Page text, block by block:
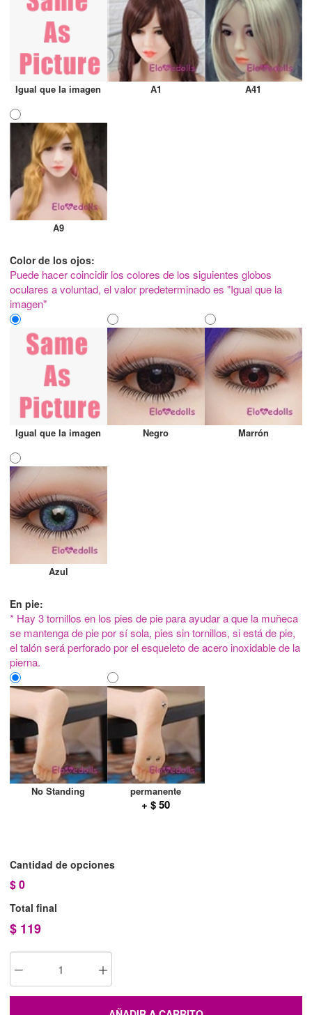
Igual que la imagen A1 A41
A9
Color de los ojos:
Puede hacer coincidir los colores de los siguientes globos
oculares a voluntad, el valor predeterminado es "Igual que la
imagen"
Igual que la imagen Negro Marrón
Azul
En pie:
* Hay 3 tornillos en los pies de pie para ayudar a que la muñeca
se mantenga de pie por sí sola, pies sin tornillos, si está de pie,
el talón será perforado por el esqueleto de acero inoxidable de la
pierna.
No Standing permanente
+ $ 50
Cantidad de opciones
$0
Total final
$ 119